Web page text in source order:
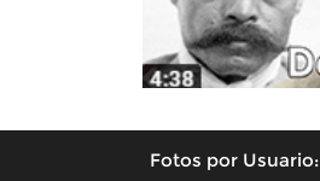
Fotos por Usuario: